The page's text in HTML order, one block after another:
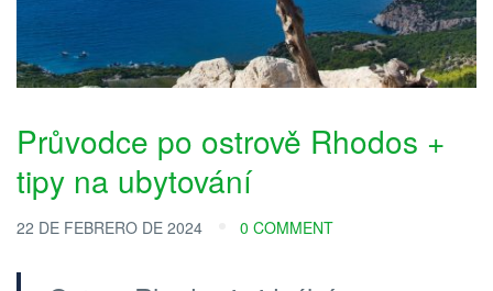
Průvodce po ostrově Rhodos +
tipy na ubytování
22 DE FEBRERO DE 2024 0 COMMENT